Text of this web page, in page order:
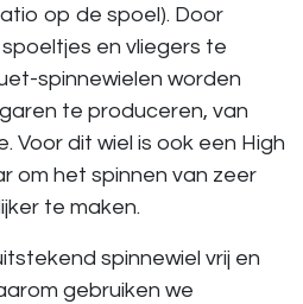
op de spoel). Door
en vliegers te
spinnewielen worden
te produceren, van
Voor dit wiel is ook een High
om het spinnen van zeer
te maken.
spinnewiel vrij en
gebruiken we